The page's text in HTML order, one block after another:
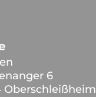
6
Oberschleißheim